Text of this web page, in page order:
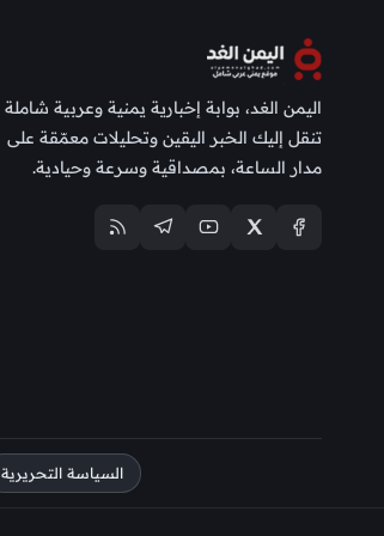
اليمن الغد، بوابة إخبارية يمنية وعربية شاملة
تنقل إليك الخبر اليقين وتحليلات معمّقة على
مدار الساعة، بمصداقية وسرعة وحيادية.
السياسة التحريرية